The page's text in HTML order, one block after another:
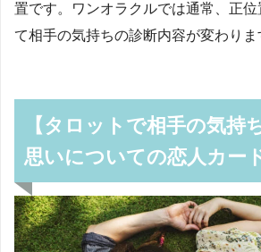
置です。ワンオラクルでは通常、正
て相手の気持ちの診断内容が変わりま
【タロットで相手の気持
思いについての恋人カー